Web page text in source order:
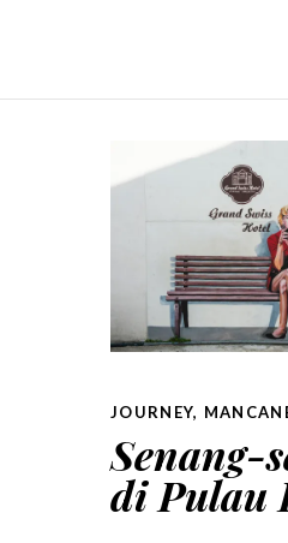
JOURNEY,
Senang-
di Pulau